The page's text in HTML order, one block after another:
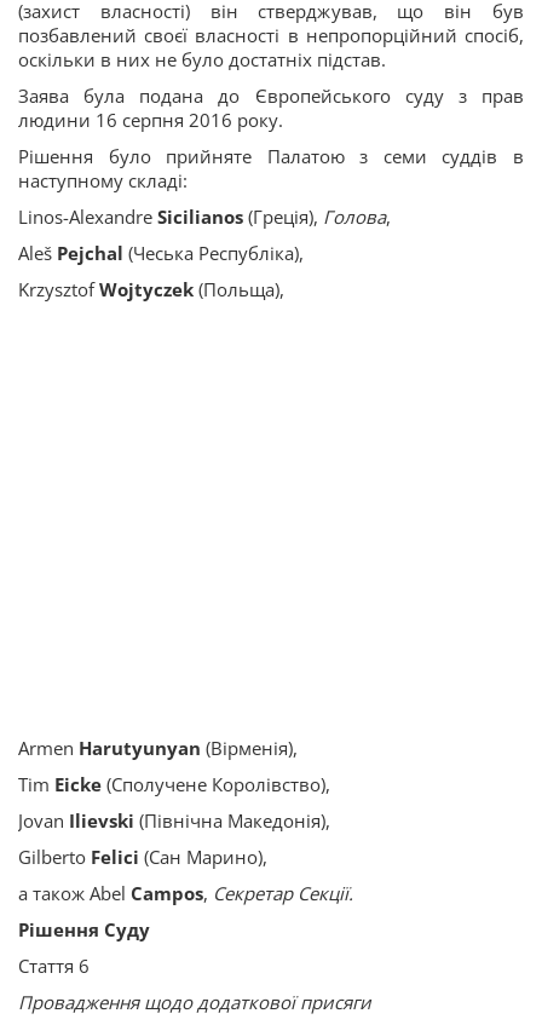
(захист власності) він стверджував, що він був
позбавлений своєї власності в непропорційний спосіб,
оскільки в них не було достатніх підстав.
Заява була подана до Європейського суду з прав
людини 16 серпня 2016 року.
Рішення було прийняте Палатою з семи суддів в
наступному складі:
Linos-Alexandre Sicilianos (Греція), Голова,
Aleš Pejchal (Чеська Республіка),
KrzysztofWojtyczek (Польща),
Armen Harutyunyan (Вірменія),
Tim Eicke (Сполучене Королівство),
Jovan Ilievski (Північна Македонія),
Gilberto Felici (Сан Марино),
а також Abel Campos, Секретар Секції.
Рішення Суду
Стаття 6
Провадження щодо додаткової присяги